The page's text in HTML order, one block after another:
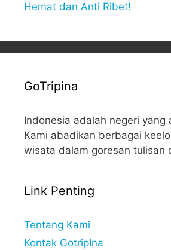
Hemat dan Anti Ribet!
GoTripina
Indonesia adalah negeri yang
Kami abadikan berbagai
wisata dalam goresan tulisan
Link Penting
Tentang Kami
Kontak GotripIna